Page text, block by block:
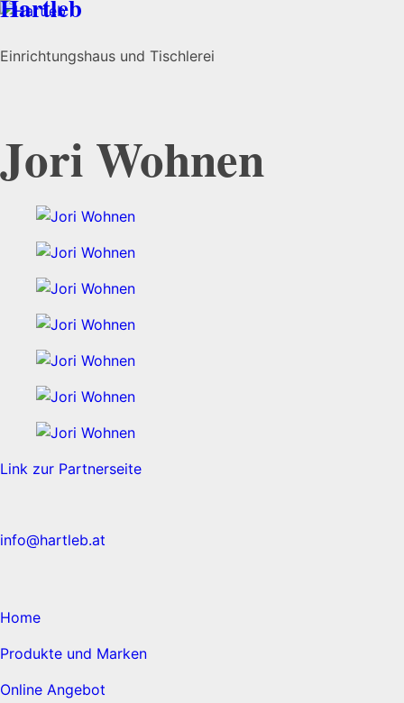
Hartleb
Einrichtungshaus und Tischlerei
Jori Wohnen
Link zur Partnerseite
info@hartleb.at
Home
Produkte und Marken
Online Angebot